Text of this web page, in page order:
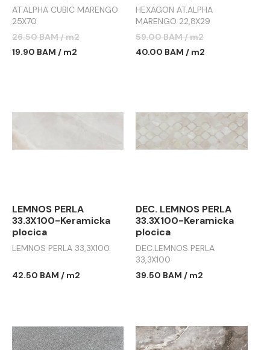
AT.ALPHA CUBIC MARENGO
25X70
26.50 BAM / m2
19.90 BAM / m2
HEXAGON AT.ALPHA
MARENGO 22,8X29
59.00 BAM / m2
40.00 BAM / m2
LEMNOS PERLA
33.3X100-Keramicka
plocica
LEMNOS PERLA 33,3X100
42.50 BAM / m2
DEC. LEMNOS PERLA
33.3X100-Keramicka
plocica
DEC.LEMNOS PERLA
33,3X100
39.50 BAM / m2